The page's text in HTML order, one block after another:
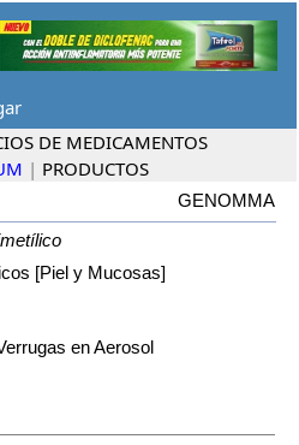
DE MEDICAMENTOS
| PRODUCTOS
GENOMMA
[Piel y Mucosas]
en Aerosol